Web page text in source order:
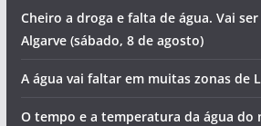
Cheiro a droga e falta de água. Vai
Algarve (sábado, 8 de agosto)
A água vai faltar em muitas zonas de
O tempo e a temperatura da água do